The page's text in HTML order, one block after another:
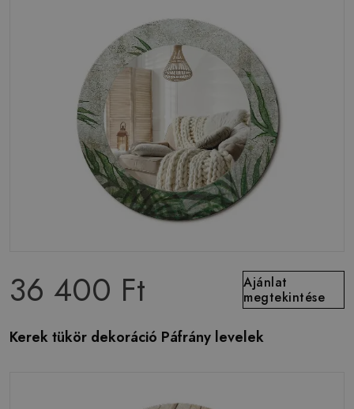
36 400 Ft
Ajánlat
megtekintése
Kerek tükör dekoráció Páfrány levelek